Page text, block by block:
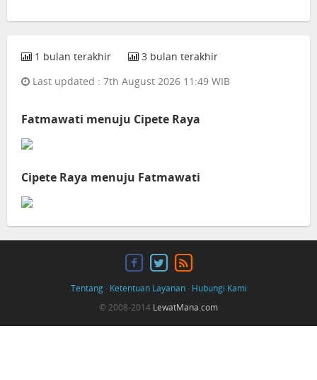
1 bulan terakhir
3 bulan terakhir
Last updated : 7th August 2026 11:49 WIB
Fatmawati menuju Cipete Raya
Cipete Raya menuju Fatmawati
Tentang· Ketentuan Layanan· Hubungi Kami
© 2008-2014 LewatMana.com